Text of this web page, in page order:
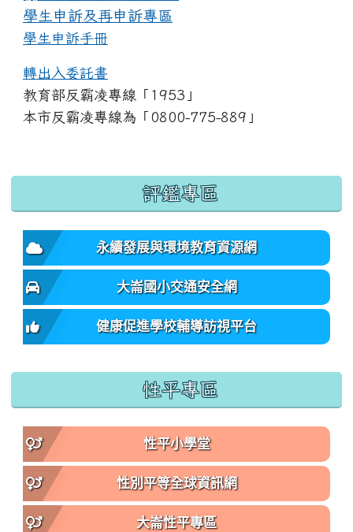
學生申訴及再申訴專區
學生申訴手冊
轉出入委託書
教育部反霸凌專線「1953」
本市反霸凌專線為「0800-775-889」
:::
評鑑專區
永續發展與環境教育資源網
大崙國小交通安全網
健康促進學校輔導訪視平台
性平專區
性平小學堂
性別平等全球資訊網
大崙性平專區